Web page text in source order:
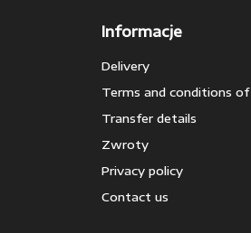
Informacje
Delivery
Terms and conditions of
Transfer details
Zwroty
Privacy policy
Contact us